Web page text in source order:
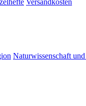
Versandkosten
Naturwissenschaft